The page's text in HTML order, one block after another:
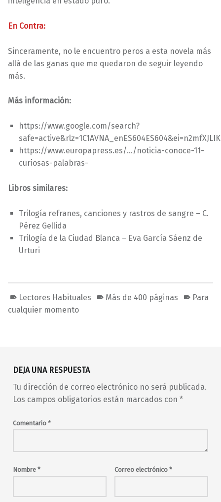
En Contra:
Sinceramente, no le encuentro peros a esta novela más
allá de las ganas que me quedaron de seguir leyendo
más.
Más información:
https://www.google.com/search?
https://www.europapress.es/…/noticia-conoce-11-
curiosas-palabras-
Libros similares:
Trilogía refranes, canciones y rastros de sangre – C.
Pérez Gellida
Trilogía de la Ciudad Blanca – Eva García Sáenz de
Urturi
Lectores Habituales Más de 400 páginas
Para
cualquier momento
DEJA UNA RESPUESTA
Tu dirección de correo electrónico no será publicada.
Los campos obligatorios están marcados con *
Comentario *
Nombre * Correo electrónico *